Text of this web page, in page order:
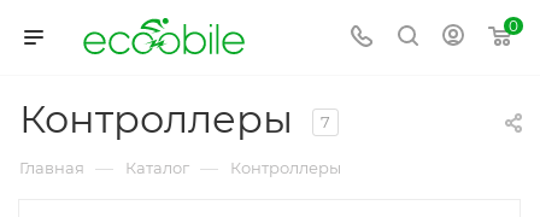
0
Контроллеры 7
Главная — Каталог — Контроллеры